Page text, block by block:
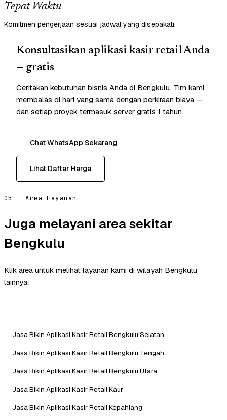
Tepat Waktu
Komitmen pengerjaan sesuai jadwal yang disepakati.
Konsultasikan aplikasi kasir retail Anda
— gratis
Ceritakan kebutuhan bisnis Anda di Bengkulu. Tim kami
membalas di hari yang sama dengan perkiraan biaya —
dan setiap proyek termasuk server gratis 1 tahun.
Chat WhatsApp Sekarang
Lihat Daftar Harga
05 — Area Layanan
Juga melayani area sekitar
Bengkulu
Klik area untuk melihat layanan kami di wilayah Bengkulu
lainnya.
Jasa Bikin Aplikasi Kasir Retail Bengkulu Selatan
Jasa Bikin Aplikasi Kasir Retail Bengkulu Tengah
Jasa Bikin Aplikasi Kasir Retail Bengkulu Utara
Jasa Bikin Aplikasi Kasir Retail Kaur
Jasa Bikin Aplikasi Kasir Retail Kepahiang